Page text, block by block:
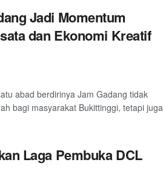
Jadi Momentum
dan Ekonomi Kreatif
abad berdirinya Jam Gadang tidak
bagi masyarakat Bukittinggi, tetapi juga
Laga Pembuka DCL